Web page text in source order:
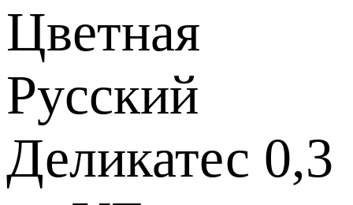
Цветная
Русский
Деликатес 0,3